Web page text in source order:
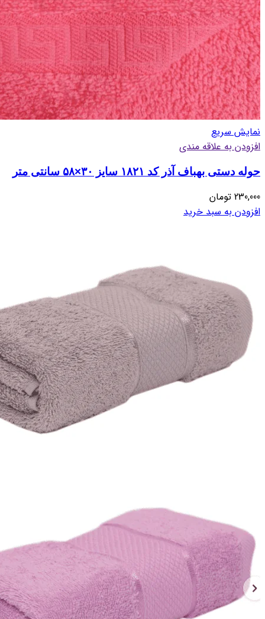
نمایش سریع
افزودن به علاقه مندی
حوله دستی بهباف آذر کد ۱۸۲۱ سایز ۳۰×۵۸ سانتی متر
230,000 تومان
افزودن به سبد خرید